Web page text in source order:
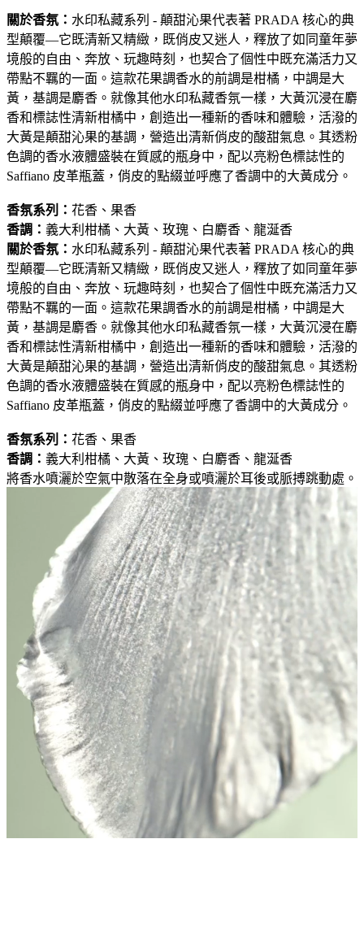
關於香氛： 水印私藏系列 - 顛甜沁果代表著 PRADA 核心的典
型顛覆—它既清新又精緻，既俏皮又迷人，釋放了如同童年夢
境般的自由、奔放、玩趣時刻，也契合了個性中既充滿活力又
帶點不羈的一面。這款花果調香水的前調是柑橘，中調是大
黃，基調是麝香。就像其他水印私藏香氛一樣，大黃沉浸在麝
香和標誌性清新柑橘中，創造出一種新的香味和體驗，活潑的
大黃是顛甜沁果的基調，營造出清新俏皮的酸甜氣息。其透粉
色調的香水液體盛裝在質感的瓶身中，配以亮粉色標誌性的
Saffiano 皮革瓶蓋，俏皮的點綴並呼應了香調中的大黃成分。
香氛系列： 花香、果香
香調： 義大利柑橘、大黃、玫瑰、白麝香、龍涎香
關於香氛： 水印私藏系列 - 顛甜沁果代表著 PRADA 核心的典
型顛覆—它既清新又精緻，既俏皮又迷人，釋放了如同童年夢
境般的自由、奔放、玩趣時刻，也契合了個性中既充滿活力又
帶點不羈的一面。這款花果調香水的前調是柑橘，中調是大
黃，基調是麝香。就像其他水印私藏香氛一樣，大黃沉浸在麝
香和標誌性清新柑橘中，創造出一種新的香味和體驗，活潑的
大黃是顛甜沁果的基調，營造出清新俏皮的酸甜氣息。其透粉
色調的香水液體盛裝在質感的瓶身中，配以亮粉色標誌性的
Saffiano 皮革瓶蓋，俏皮的點綴並呼應了香調中的大黃成分。
香氛系列： 花香、果香
香調： 義大利柑橘、大黃、玫瑰、白麝香、龍涎香
將香水噴灑於空氣中散落在全身或噴灑於耳後或脈搏跳動處。